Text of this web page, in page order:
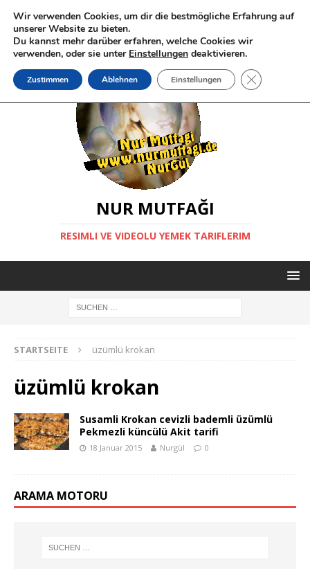
NUR MUTFAĞI
RESIMLI VE VIDEOLU YEMEK TARIFLERIM
STARTSEITE üzümlü krokan
üzümlü krokan
Susamli Krokan cevizli bademli üzümlü
Pekmezli küncülü Akit tarifi
18 Januar 2015 Nurgül 0
ARAMA MOTORU
Wir verwenden Cookies, um dir die bestmögliche Erfahrung auf
unserer Website zu bieten.
Du kannst mehr darüber erfahren, welche Cookies wir
verwenden, oder sie unter Einstellungen deaktivieren.
Zustimmen Ablehnen Einstellungen GDPR